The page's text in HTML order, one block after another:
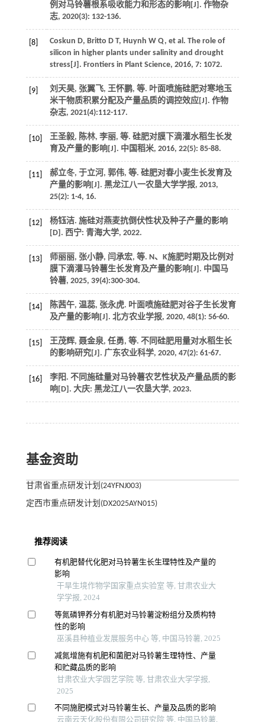
例对马铃薯根系吸收能力和形态的影响[J]. 作物杂
志, 2020(3): 132-136.
[8] Coskun D, Britto D T, Huynh W Q, et al. The role of
silicon in higher plants under salinity and drought
stress[J]. Frontiers in Plant Science, 2016, 7: 1072.
[9] 刘天昊, 张翼飞, 王怀鹏, 等. 叶面喷施硅肥对寒地玉
米干物质积累分配及产量品质的调控效应[J]. 作物
杂志, 2021(4):112-117.
[10] 王圣毅, 陈林, 李丽, 等. 硅肥对膜下滴灌水稻生长发
育及产量的影响[J]. 中国稻米, 2016, 22(5): 85-88.
[11] 郝立冬, 于立河, 郭伟, 等. 硅肥对春小麦生长发育及
产量的影响[J]. 黑龙江八一农垦大学学报, 2013,
25(2): 1-4, 16.
[12] 杨钰洁. 施硅对燕麦抗倒伏性状及种子产量的影响
[D]. 西宁: 青海大学, 2022.
[13] 师丽丽, 张小静, 闫承宏, 等. N、K施肥时期及比例对
膜下滴灌马铃薯生长发育及产量的影响[J]. 中国马
铃薯, 2025, 39(4):300-304.
[14]
陈茜午, 温蕊, 张永虎. 叶面喷施硅肥对谷子生长发育
及产量的影响[J]. 北方农业学报, 2020, 48(1): 56-60.
[15] 王茂辉, 聂金泉, 任勇, 等. 不同硅肥用量对水稻生长
的影响研究[J]. 广东农业科学, 2020, 47(2): 61-67.
[16] 李阳. 不同施硅量对马铃薯农艺性状及产量品质的影
响 [D]. 大庆: 黑龙江八一农垦大学, 2023.
基金资助
甘肃省重点研发计划(24YFNJ003)
定西市重点研发计划(DX2025AYN015)